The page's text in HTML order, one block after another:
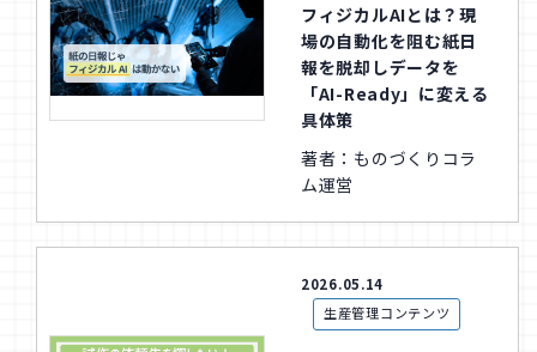
フィジカルAIとは？現
場の自動化を阻む紙日
報を脱却しデータを
「AI-Ready」に変える
具体策
著者：ものづくりコラ
ム運営
2026.05.14
生産管理コンテンツ